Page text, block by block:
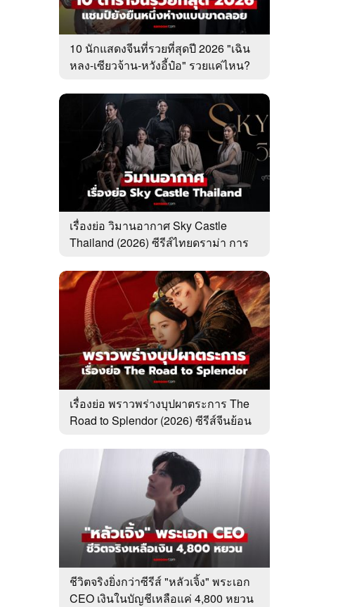
10 นักแสดงจีนที่รวยที่สุดปี 2026 "เฉิน
หลง-เซียวจ้าน-หวังอี้ป๋อ" รวยแค่ไหน?
เรื่องย่อ วิมานอากาศ Sky Castle
Thailand (2026) ซีรีส์ไทยดราม่า การ
เรื่องย่อ พราวพร่างบุปผาตระการ The
Road to Splendor (2026) ซีรีส์จีนย้อน
ชีวิตจริงยิ่งกว่าซีรีส์ "หลัวเจิ้ง" พระเอก
CEO เงินในบัญชีเหลือแค่ 4,800 หยวน